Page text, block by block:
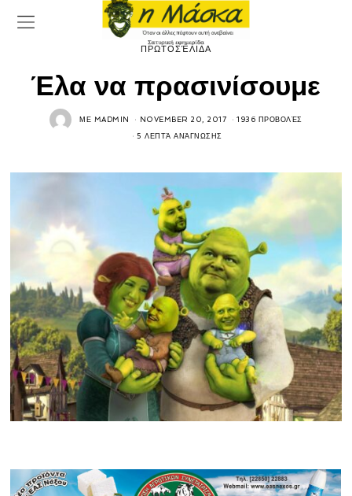
ΠΡΩΤΟΣΈΛΙΔΑ
Έλα να πρασινίσουμε
ΜΕ MADMIN NOVEMBER 20, 2017 1936 ΠΡΟΒΟΛΈΣ
5 ΛΕΠΤΆ ΑΝΆΓΝΩΣΗΣ